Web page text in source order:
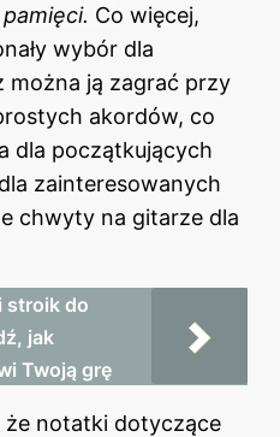
Co więcej,
wybór dla
można ją zagrać przy
akordów, co
dla początkujących
zainteresowanych
chwyty na gitarze dla
stroik do
jak
Twoją grę
notatki dotyczące